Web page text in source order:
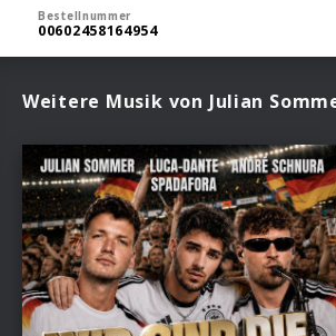
Bestellnummer
00602458164954
Weitere Musik von Julian